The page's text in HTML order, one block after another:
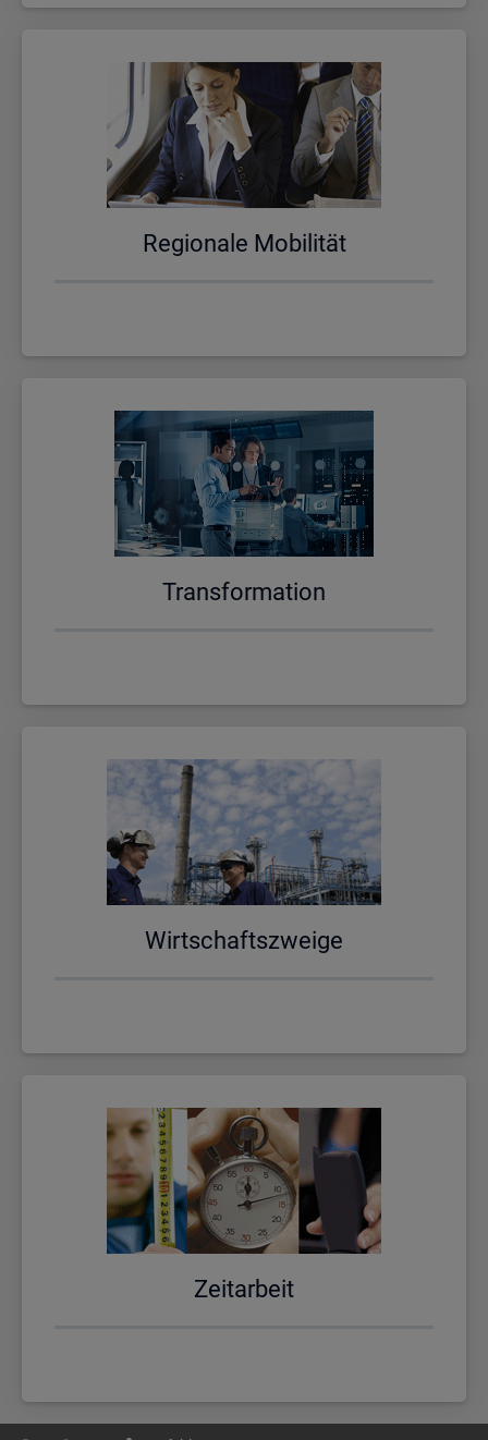
Re­gio­na­le Mo­bi­li­tät
Trans­for­ma­ti­on
Wirt­schafts­zwei­ge
Zeit­ar­beit